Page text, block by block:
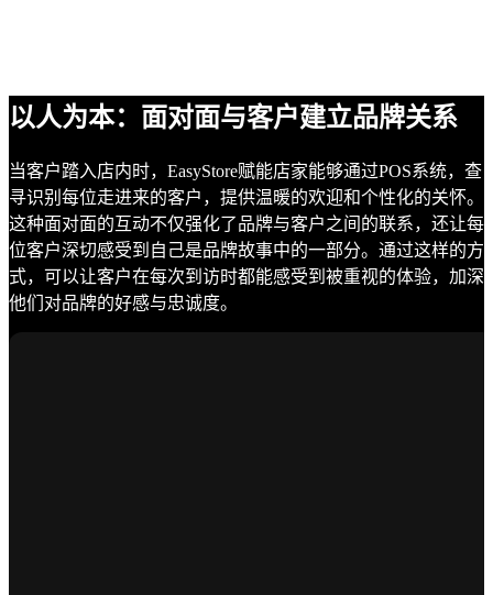
以人为本：面对面与客户建立品牌关系
当客户踏入店内时，EasyStore赋能店家能够通过POS系统，查
寻识别每位走进来的客户，提供温暖的欢迎和个性化的关怀。
这种面对面的互动不仅强化了品牌与客户之间的联系，还让每
位客户深切感受到自己是品牌故事中的一部分。通过这样的方
式，可以让客户在每次到访时都能感受到被重视的体验，加深
他们对品牌的好感与忠诚度。